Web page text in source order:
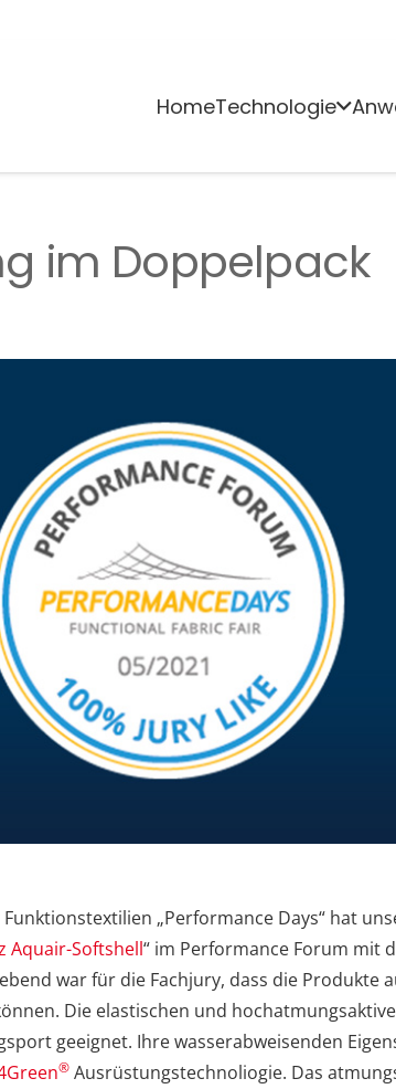
HomeTechnologie
im Doppelpack
„Performance Days“ hat
Aquair-Softshell“ im Performance Forum mit
war für die Fachjury, dass die Produkte
Die elastischen und
geeignet. Ihre wasserabweisenden
®Ausrüstungstechnoliogie. Das